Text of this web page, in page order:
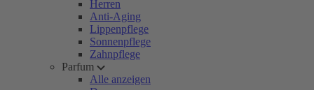
Herren
Anti-Aging
Lippenpflege
Sonnenpflege
Zahnpflege
Parfum
Alle anzeigen